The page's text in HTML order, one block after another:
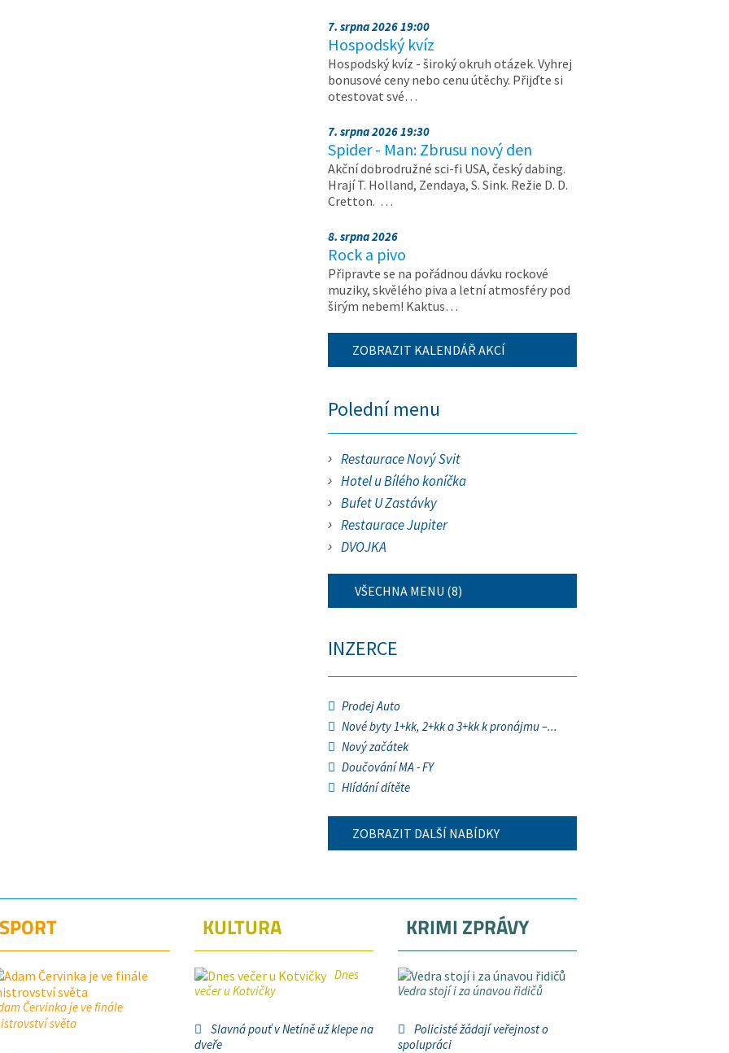
7. srpna 2026 19:00
Hospodský kvíz
Hospodský kvíz - široký okruh otázek. Vyhrej
bonusové ceny nebo cenu útěchy. Přijďte si
otestovat své…
7. srpna 2026 19:30
Spider - Man: Zbrusu nový den
Akční dobrodružné sci-fi USA, český dabing.
Hrají T. Holland, Zendaya, S. Sink. Režie D. D.
Cretton. …
8. srpna 2026
Rock a pivo
Připravte se na pořádnou dávku rockové
muziky, skvělého piva a letní atmosféry pod
širým nebem! Kaktus…
ZOBRAZIT KALENDÁŘ AKCÍ
Polední menu
Restaurace Nový Svit
Hotel u Bílého koníčka
Bufet U Zastávky
Restaurace Jupiter
DVOJKA
VŠECHNA MENU (8)
INZERCE
Prodej Auto
Nové byty 1+kk, 2+kk a 3+kk k pronájmu –...
Nový začátek
Doučování MA - FY
Hlídání dítěte
ZOBRAZIT DALŠÍ NABÍDKY
SPORT
Červinka je ve finále
světa
KULTURA
Dnes
večer u Kotvičky
Slavná pouť v Netíně už klepe na
dveře
KRIMI ZPRÁVY
Vedra stojí i za únavou řidičů
Policisté žádají veřejnost o
spolupráci